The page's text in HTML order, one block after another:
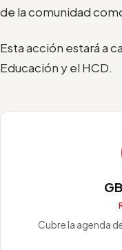
de la comunidad
Esta acción estará a
Educación y el HCD.
Cubre la agenda